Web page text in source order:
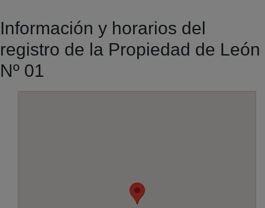
Información y horarios del
registro de la Propiedad de León
Nº 01